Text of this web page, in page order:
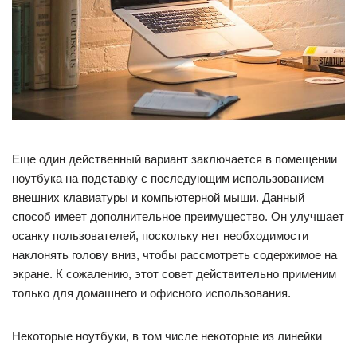
Еще один действенный вариант заключается в помещении
ноутбука на подставку с последующим использованием
внешних клавиатуры и компьютерной мыши. Данный
способ имеет дополнительное преимущество. Он улучшает
осанку пользователей, поскольку нет необходимости
наклонять голову вниз, чтобы рассмотреть содержимое на
экране. К сожалению, этот совет действительно применим
только для домашнего и офисного использования.
Некоторые ноутбуки, в том числе некоторые из линейки